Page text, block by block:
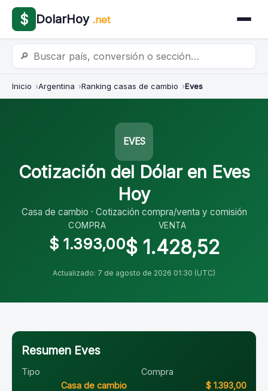
$ DolarHoy .net
🔎
Inicio Argentina Ranking casas de cambio Eves
EVES
Cotización del Dólar en Eves
Hoy
Casa de cambio · Cotización compra/venta y comisión
COMPRA
$ 1.393,00
VENTA
$ 1.428,52
Actualizado: 7 de agosto de 2026 01:30 (UTC)
Resumen Eves
Tipo
Casa de cambio
Compra
$ 1.393,00